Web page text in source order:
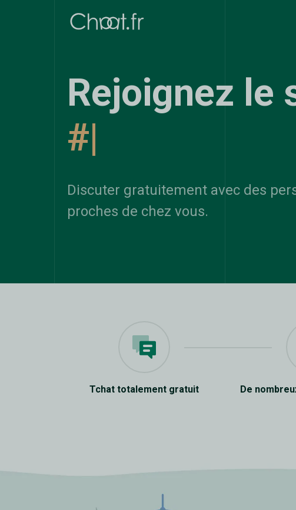
Rejoignez le
#Mediter
Discuter gratuitement avec des
proches de chez vous.
Tchat totalement gratuit De